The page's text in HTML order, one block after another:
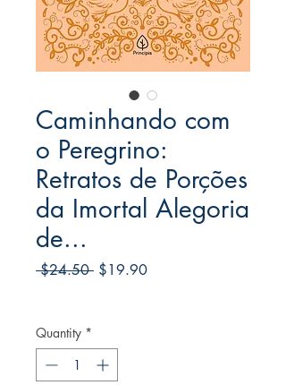
Caminhando com
o Peregrino:
Retratos de Porções
da Imortal Alegoria
de...
$24.50 Regular
$19.90Sale
Quantity *